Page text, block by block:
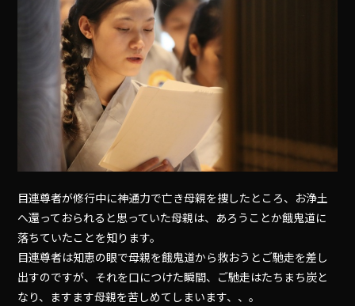
目連尊者が修行中に神通力で亡き母親を捜したところ、お浄土
へ還っておられると思っていた母親は、あろうことか餓鬼道に
落ちていたことを知ります。
目連尊者は知恵の眼で母親を餓鬼道から救おうとご馳走を差し
出すのですが、それを口につけた瞬間、ご馳走はたちまち炭と
なり、ますます母親を苦しめてしまいます、、。